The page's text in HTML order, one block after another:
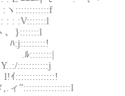
＞-.＜ -z､>、: :
: : ﾘ ｀ﾆﾐ
９ｰ==ｲ ｀ヽ
.ヾ. /ﾊ oヽ
ヽ ~´ l! .ﾍヽ
l! ﾊ Y..:/
ﾍ l! .ﾉ l!ｲ
l!メ,.ィ